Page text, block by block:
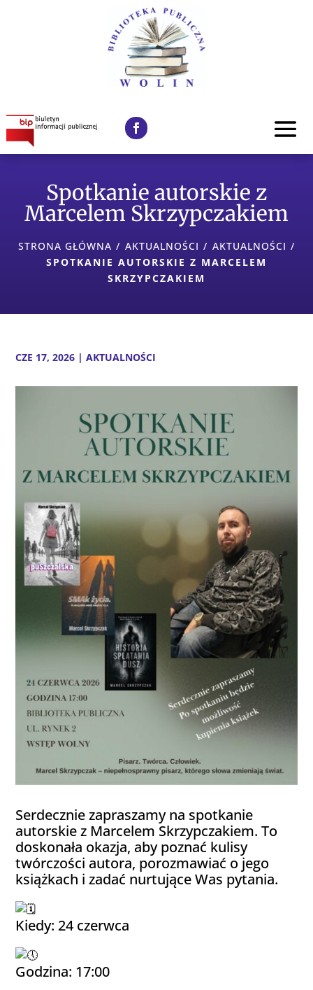
Spotkanie autorskie z
Marcelem Skrzypczakiem
STRONA GŁÓWNA / AKTUALNOŚCI / AKTUALNOŚCI /
SPOTKANIE AUTORSKIE Z MARCELEM
SKRZYPCZAKIEM
CZE 17, 2026 |AKTUALNOŚCI
Serdecznie zapraszamy na spotkanie
autorskie z Marcelem Skrzypczakiem. To
doskonała okazja, aby poznać kulisy
twórczości autora, porozmawiać o jego
książkach i zadać nurtujące Was pytania.
Kiedy: 24 czerwca
Godzina: 17:00